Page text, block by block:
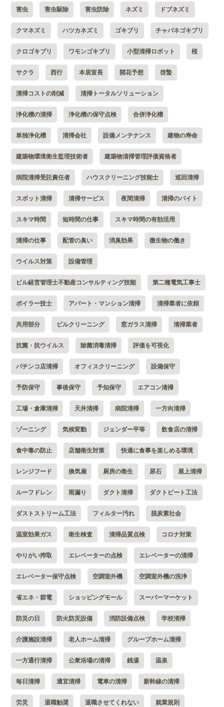
害虫 害虫駆除 害虫防除 ネズミ ドブネズミ
クマネズミ ハツカネズミ ゴキブリ チャバネゴキブリ
クロゴキブリ ワモンゴキブリ 小型清掃ロボット 桜
サクラ 西行 本居宣長 開花予想 啓蟄
清掃コストの削減 清掃トータルソリューション
浄化槽の清掃 浄化槽の保守点検 合併浄化槽
単独浄化槽 清掃会社 設備メンテナンス 建物の寿命
建築物環境衛生監理技術者 建築物清掃管理評価資格者
病院清掃受託責任者 ハウスクリーニング技能士 巡回清掃
スポット清掃 清掃サービス 夜間清掃 清掃のバイト
スキマ時間 短時間の仕事 スキマ時間の有効活用
清掃の仕事 配管の臭い 消臭効果 微生物の働き
ウイルス対策 設備管理
ビル経営管理士不動産コンサルティング技能 第二種電気工事士
ボイラー技士 アパート・マンション清掃 清掃業者に依頼
共用部分 ビルクリーニング 窓ガラス清掃 清掃業者
抗菌・抗ウイルス 除菌消毒清掃 評価を可視化
パチンコ店清掃 オフィスクリーニング 設備保守
予防保守 事後保守 予知保守 エアコン清掃
工場・倉庫清掃 天井清掃 病院清掃 一方向清掃
ゾーニング 気候変動 ジェンダー平等 飲食店の清掃
食中毒の防止 店舗衛生対策 快適に食事を楽しめる環境
レンジフード 換気扇 厨房の衛生 尿石 屋上清掃
ルーフドレン 雨漏り ダクト清掃 ダクトビート工法
ダストストリーム工法 フィルター汚れ 脱炭素社会
温室効果ガス 衛生検査 清掃品質点検 コロナ対策
やりがい搾取 エレベーターの点検 エレベーターの清掃
エレベーター保守点検 空調室外機 空調室外機の洗浄
省エネ・節電 ショッピングモール スーパーマーケット
防災の日 防火防災設備 消防設備点検 学校清掃
介護施設清掃 老人ホーム清掃 グループホーム清掃
一方通行清掃 公衆浴場の清掃 銭湯 温泉
毎日清掃 適宜清掃 電車の清掃 新幹線の清掃
労災 退職勧奨 退職させてくれない 就業規則